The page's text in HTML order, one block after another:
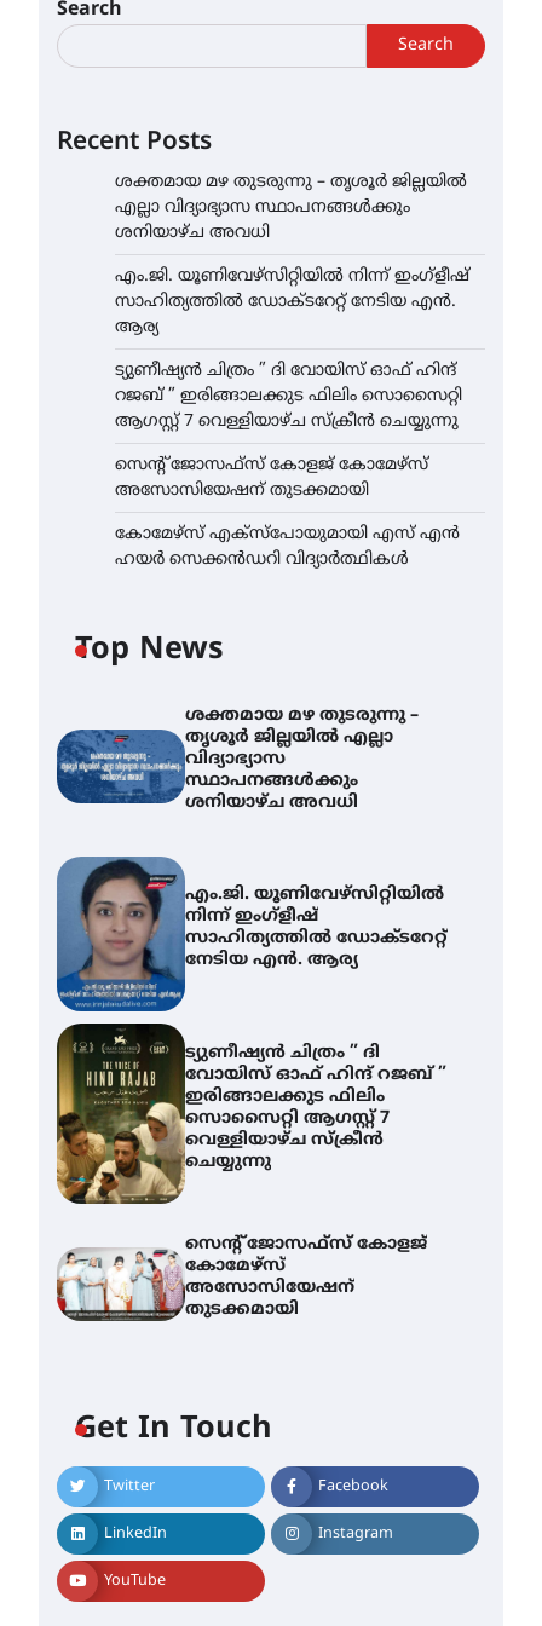
Search
Search
Recent Posts
ശക്തമായ മഴ തുടരുന്നു – തൃശൂർ ജില്ലയിൽ
എല്ലാ വിദ്യാഭ്യാസ സ്ഥാപനങ്ങൾക്കും
ശനിയാഴ്ച അവധി
എം.ജി. യൂണിവേഴ്‌സിറ്റിയിൽ നിന്ന് ഇംഗ്ളീഷ്
സാഹിത്യത്തിൽ ഡോക്ടറേറ്റ് നേടിയ എൻ.
ആര്യ
ട്യുണീഷ്യൻ ചിത്രം ” ദി വോയിസ് ഓഫ് ഹിന്ദ്
റജബ് ” ഇരിങ്ങാലക്കുട ഫിലിം സൊസൈറ്റി
ആഗസ്റ്റ് 7 വെള്ളിയാഴ്ച സ്‌ക്രീൻ ചെയ്യുന്നു
സെന്റ് ജോസഫ്സ് കോളജ് കോമേഴ്‌സ്
അസോസിയേഷന് തുടക്കമായി
കോമേഴ്സ് എക്സ്പോയുമായി എസ് എൻ
ഹയർ സെക്കൻഡറി വിദ്യാർത്ഥികൾ
Top News
ശക്തമായ മഴ തുടരുന്നു –
തൃശൂർ ജില്ലയിൽ എല്ലാ
വിദ്യാഭ്യാസ
സ്ഥാപനങ്ങൾക്കും
ശനിയാഴ്ച അവധി
എം.ജി. യൂണിവേഴ്‌സിറ്റിയിൽ
നിന്ന് ഇംഗ്ളീഷ്
സാഹിത്യത്തിൽ ഡോക്ടറേറ്റ്
നേടിയ എൻ. ആര്യ
ട്യുണീഷ്യൻ ചിത്രം ” ദി
വോയിസ് ഓഫ് ഹിന്ദ് റജബ് ”
ഇരിങ്ങാലക്കുട ഫിലിം
സൊസൈറ്റി ആഗസ്റ്റ് 7
വെള്ളിയാഴ്ച സ്‌ക്രീൻ
ചെയ്യുന്നു
സെന്റ് ജോസഫ്സ് കോളജ്
കോമേഴ്‌സ്
അസോസിയേഷന്
തുടക്കമായി
Get In Touch
Twitter Facebook
LinkedIn Instagram
YouTube
എം.ജി. യൂണിവേഴ്‌സിറ്റിയിൽ
നിന്ന് ഇംഗ്ളീഷ്
സാഹിത്യത്തിൽ ഡോക്ടറേറ്റ്
നേടിയ എൻ. ആര്യ